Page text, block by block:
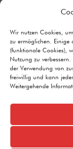
Wir nutzen Cookies,
zu ermöglichen. Einige
(funktionale Cookies),
Nutzung zu
der Verwendung von
freiwillig und kann
Weitergehende
Ich
meiner
werden.
Umgang
8
Alternative: